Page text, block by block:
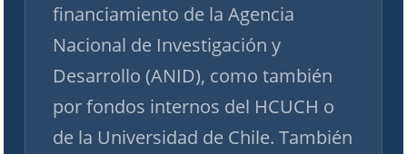
financiamiento de la Agencia
Nacional de Investigación y
Desarrollo (ANID), como también
por fondos internos del HCUCH o
de la Universidad de Chile. También